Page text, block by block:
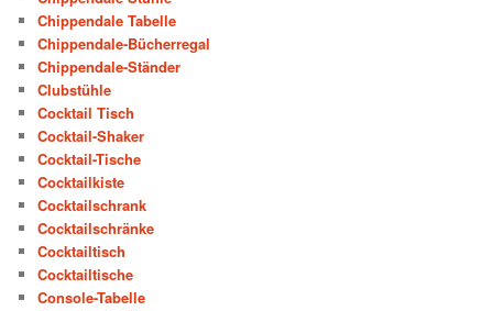
Chippendale Tabelle
Chippendale-Bücherregal
Chippendale-Ständer
Clubstühle
Cocktail Tisch
Cocktail-Shaker
Cocktail-Tische
Cocktailkiste
Cocktailschrank
Cocktailschränke
Cocktailtisch
Cocktailtische
Console-Tabelle